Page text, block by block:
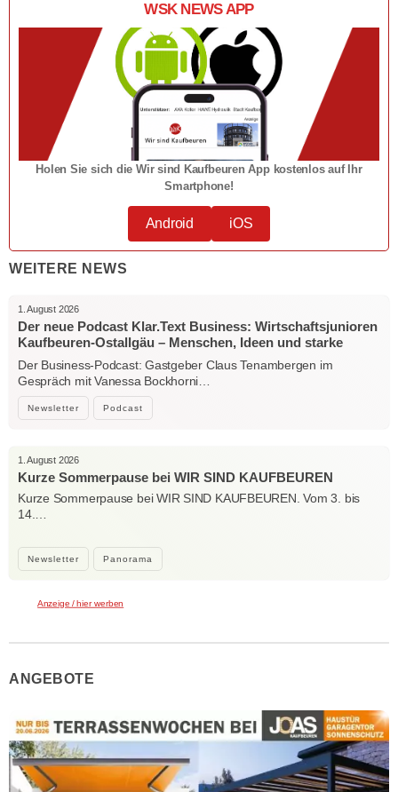
WSK NEWS APP
Holen Sie sich die Wir sind Kaufbeuren App kostenlos auf Ihr
Smartphone!
Android iOS
WEITERE NEWS
Newsletter Podcast
1. August 2026
Der neue Podcast Klar.Text Business: Wirtschaftsjunioren
Kaufbeuren-Ostallgäu – Menschen, Ideen und starke
Verbindungen
Der Business-Podcast: Gastgeber Claus Tenambergen im
Gespräch mit Vanessa Bockhorni…
Newsletter Panorama
1. August 2026
Kurze Sommerpause bei WIR SIND KAUFBEUREN
Kurze Sommerpause bei WIR SIND KAUFBEUREN. Vom 3. bis
14.…
Anzeige / hier werben
ANGEBOTE